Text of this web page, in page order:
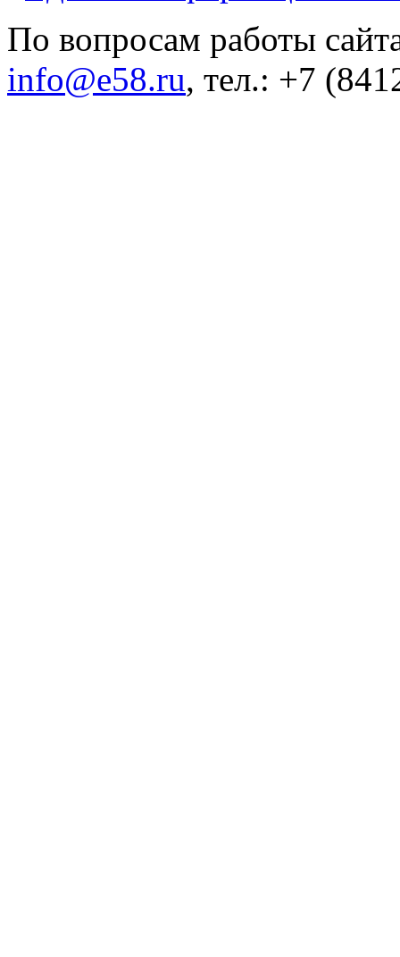
По вопросам работы
info@e58.ru, тел.: +7